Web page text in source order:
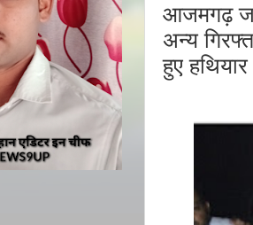
आजमगढ़
अन्य
हुए हथियार